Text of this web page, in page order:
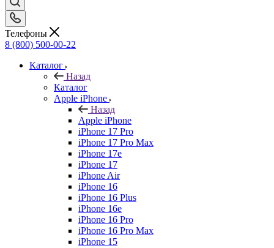
Телефоны
8 (800) 500-00-22
Каталог
Назад
Каталог
Apple iPhone
Назад
Apple iPhone
iPhone 17 Pro
iPhone 17 Pro Max
iPhone 17e
iPhone 17
iPhone Air
iPhone 16
iPhone 16 Plus
iPhone 16e
iPhone 16 Pro
iPhone 16 Pro Max
iPhone 15